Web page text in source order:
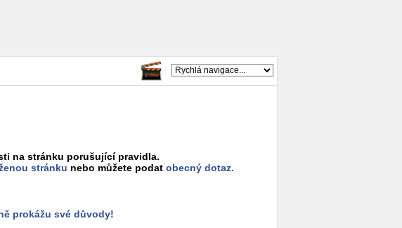
na stránku porušující pravidla.
stránku nebo můžete podat obecný dotaz.
prokážu své důvody!